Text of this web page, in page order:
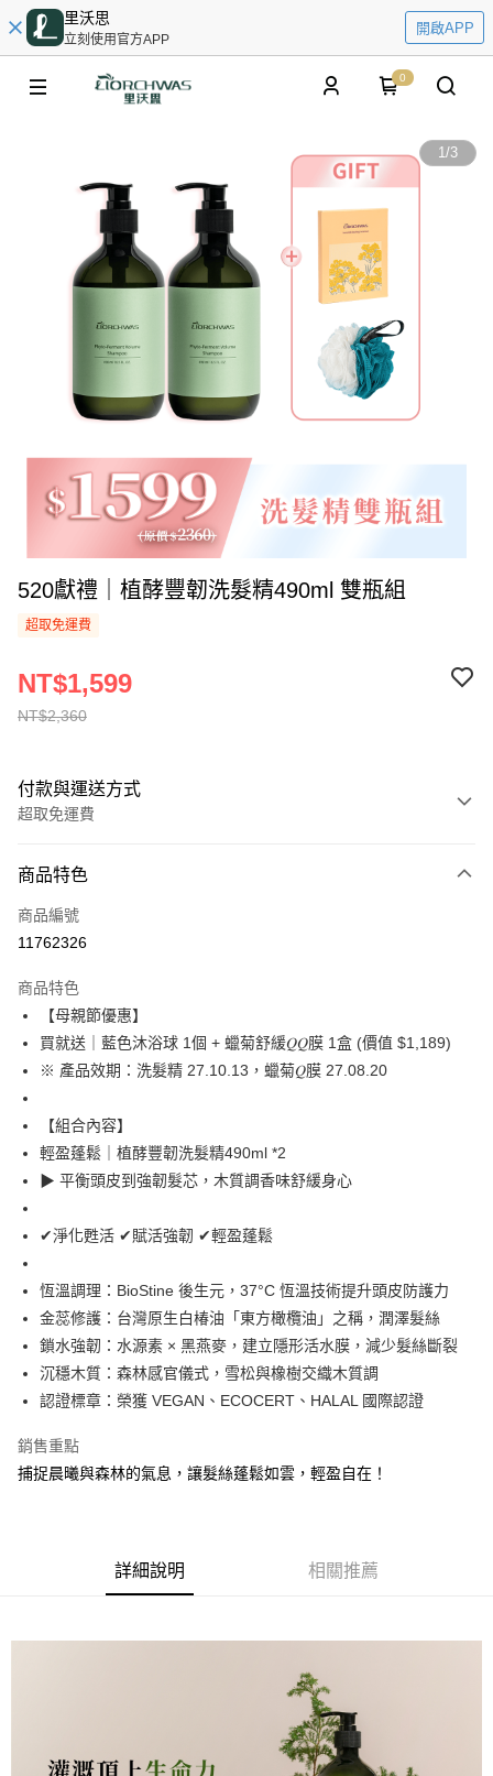
里沃思
立刻使用官方APP
開啟APP
0
1/3
520獻禮｜植酵豐韌洗髮精490ml 雙瓶組
超取免運費
NT$2,360
NT$1,599
付款與運送方式
超取免運費
信用卡一次付款
超商取貨付款
Apple Pay
街口支付
ATM付款
貨到付款
運送方式
全家取貨付款｜免運活動
免運費
免運費
7-11取貨付款｜免運活動
付款後7-11取貨｜免運活動
每筆NT$80，滿NT$1,000(含以上)免運費
免運費
商品特色
商品編號
11762326
商品特色
【母親節優惠】
買就送｜藍色沐浴球 1個 + 蠟菊舒緩𝑄𝑄膜 1盒 (價值 $1,189)
※ 產品效期：洗髮精 27.10.13，蠟菊𝑄膜 27.08.20
【組合內容】
輕盈蓬鬆｜植酵豐韌洗髮精490ml *2
▶︎ 平衡頭皮到強韌髮芯，木質調香味舒緩身心
✔淨化甦活 ✔賦活強韌 ✔輕盈蓬鬆
恆溫調理：BioStine 後生元，37°C 恆溫技術提升頭皮防護力
金蕊修護：台灣原生白椿油「東方橄欖油」之稱，潤澤髮絲
鎖水強韌：水源素 × 黑燕麥，建立隱形活水膜，減少髮絲斷裂
沉穩木質：森林感官儀式，雪松與橡樹交織木質調
認證標章：榮獲 VEGAN、ECOCERT、HALAL 國際認證
銷售重點
捕捉晨曦與森林的氣息，讓髮絲蓬鬆如雲，輕盈自在！
詳細說明 相關推薦